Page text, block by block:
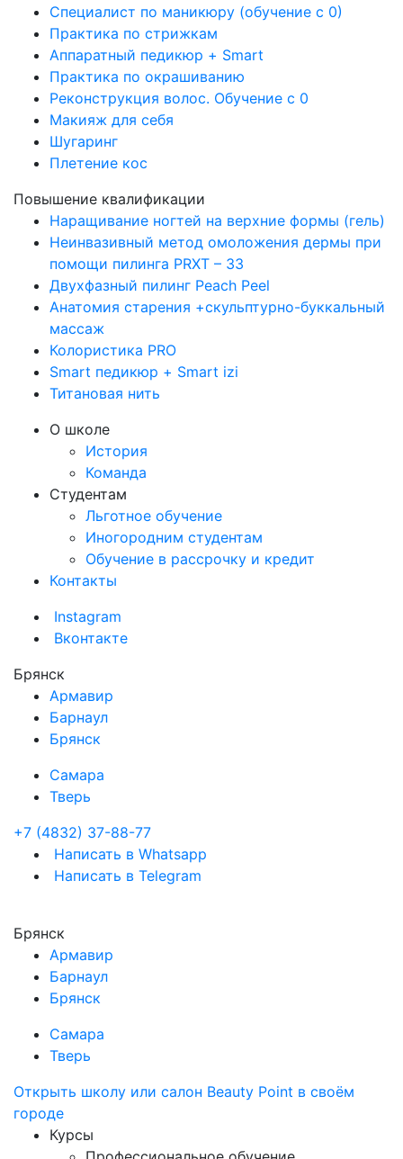
Специалист по маникюру (обучение с 0)
Практика по стрижкам
Аппаратный педикюр + Smart
Практика по окрашиванию
Реконструкция волос. Обучение с 0
Макияж для себя
Шугаринг
Плетение кос
Повышение квалификации
Наращивание ногтей на верхние формы (гель)
Неинвазивный метод омоложения дермы при
помощи пилинга PRXT – 33
Двухфазный пилинг Peach Peel
Анатомия старения +скульптурно-буккальный
массаж
Колористика PRO
Smart педикюр + Smart izi
Титановая нить
О школе
История
Команда
Студентам
Льготное обучение
Иногородним студентам
Обучение в рассрочку и кредит
Контакты
Instagram
Вконтакте
Брянск
Армавир
Барнаул
Брянск
Самара
Тверь
+7 (4832) 37-88-77
Написать в Whatsapp
Написать в Telegram
Брянск
Армавир
Барнаул
Брянск
Самара
Тверь
Открыть школу или салон Beauty Point в своём
городе
Курсы